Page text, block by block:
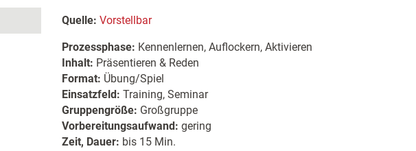
Quelle: Vorstellbar
Prozessphase: Kennenlernen, Auflockern, Aktivieren
Inhalt: Präsentieren & Reden
Format: Übung/Spiel
Einsatzfeld: Training, Seminar
Gruppengröße: Großgruppe
Vorbereitungsaufwand: gering
Zeit, Dauer: bis 15 Min.